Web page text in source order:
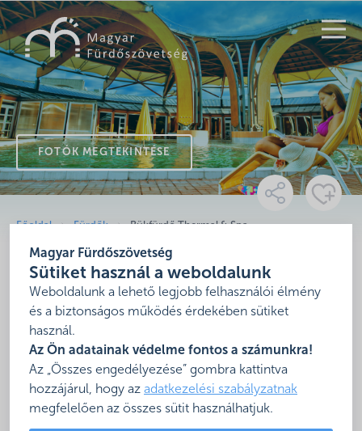
Magyar Fürdőszövetség
Sütiket használ a weboldalunk
Weboldalunk a lehető legjobb felhasználói élmény
és a biztonságos működés érdekében sütiket
használ.
Az Ön adatainak védelme fontos a számunkra!
Az „Összes engedélyezése” gombra kattintva
hozzájárul, hogy az adatkezelési szabályzatnak
megfelelően az összes sütit használhatjuk.
KERESÉS
FOTÓK MEGTEKINTÉSE
Főoldal Fürdők Bükfürdő Thermal & Spa
Bükfürdő Thermal & Spa
9740 Bük, Termál krt. 2/A.
Mutasd térképen
Baba- és
családbarát
Étkezési lehetőség
a fürdőben
Rosszidőben is,